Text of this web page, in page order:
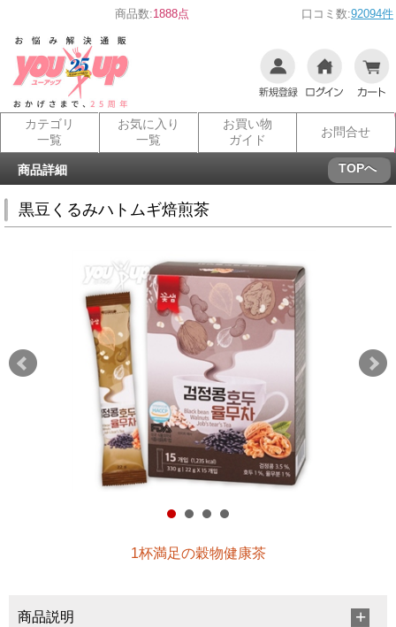
商品数:1888点 口コミ数:92094件
カテゴリ
一覧
お気に入り
一覧
お買い物
ガイド
お問合せ
商品詳細 TOPへ
黒豆くるみハトムギ焙煎茶
1杯満足の穀物健康茶
商品説明